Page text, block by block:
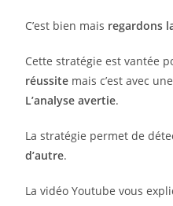
C’est bien mais regardons
Cette stratégie est vantée
réussite mais c’est avec
L’analyse avertie.
La stratégie permet de
d’autre.
La vidéo Youtube vous